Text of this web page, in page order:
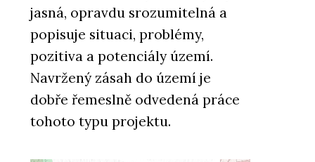
jasná, opravdu srozumitelná a
popisuje situaci, problémy,
pozitiva a potenciály území.
Navržený zásah do území je
dobře řemeslně odvedená práce
tohoto typu projektu.